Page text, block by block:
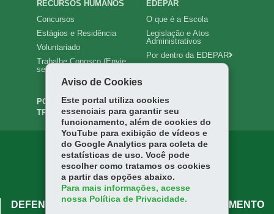
RECURSOS HUMANOS
Concursos
Estágios e Residência
Voluntariado
Trabalhe Conosco (Envie
seu Currículo)
EDEPAR
O que é a Escola
Legislação e Atos
Administrativos
Por dentro da EDEPAR
PORTAL DA
TRANSPARÊNCIA
INTRANET
DEFENSORIA PÚBLICA DO PARANÁ - ATENDIMENTO
Aviso de Cookies
Este portal utiliza cookies
essenciais para garantir seu
funcionamento, além de cookies do
YouTube para exibição de vídeos e
do Google Analytics para coleta de
estatísticas de uso. Você pode
escolher como tratamos os cookies
a partir das opções abaixo.
Para mais informações, acesse
nossa Política de Privacidade.